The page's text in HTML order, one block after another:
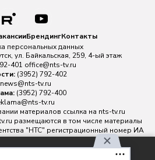
БрендингКонтакты
персональных данных
ул. Байкальская, 259, 4-ый этаж
401 office@nts-tv.ru
(3952) 792-402
tv.ru
(3952) 792-400
tv.ru
материалов ссылка на nts-tv.ru
размещаются в том числе материалы
"НТС" регистрационный номер ИА
Федеральной службой по
технологий и массовых